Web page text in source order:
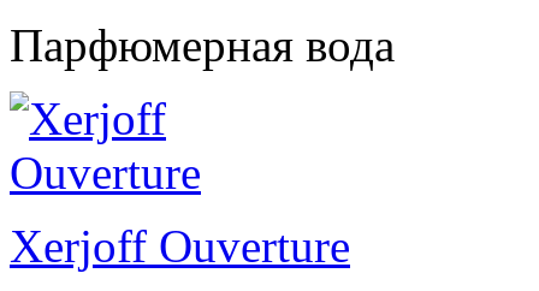
Парфюмерная вода
Xerjoff Ouverture